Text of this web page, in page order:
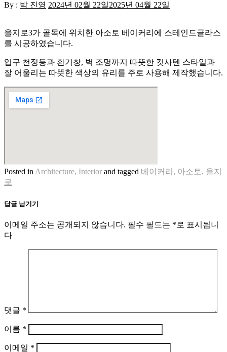
By : 박 진영 2024년 02월 22일2025년 04월 22일
을지로3가 골목에 위치한 아소토 베이커리에 스테인드글라스
를 시공하였습니다.
입구 천정등과 환기창, 벽 조명까지 따뜻한 킷사텐 스타일과
잘 어울리는 따뜻한 색상의 유리를 주로 사용해 제작했습니다.
Posted inArchitecture, Interior and tagged 베이커리 , 아소토, 을지
로
답글 남기기
이메일 주소는 공개되지 않습니다. 필수 필드는 *로 표시됩니
다
댓글 *
이름 *
이메일 *